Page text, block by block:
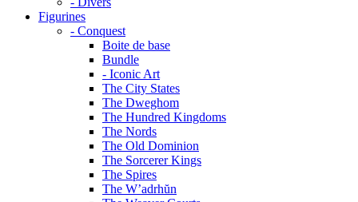
Figurines
- Conquest
Boite de base
Bundle
- Iconic Art
The City States
The Dweghom
The Hundred Kingdoms
The Nords
The Old Dominion
The Sorcerer Kings
The Spires
The W’adrhŭn